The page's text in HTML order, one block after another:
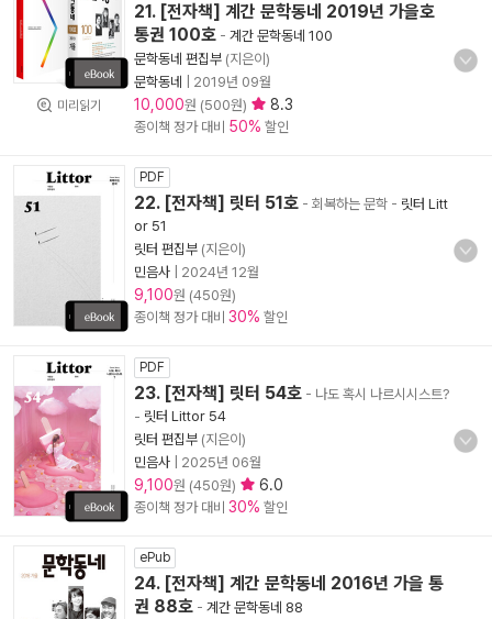
미리읽기
21. [전자책] 계간 문학동네 2019년 가을호
통권 100호 - 계간 문학동네 100
문학동네 편집부 (지은이)
문학동네
2019년 09월
10,000원 (500원) 8.3
종이책 정가 대비 50% 할인
PDF
22. [전자책] 릿터 51호 - 회복하는 문학 - 릿터 Litt
or 51
릿터 편집부 (지은이)
민음사
2024년 12월
9,100원 (450원)
종이책 정가 대비 30% 할인
PDF
23. [전자책] 릿터 54호 - 나도 혹시 나르시시스트?
- 릿터 Littor 54
릿터 편집부 (지은이)
민음사
2025년 06월
9,100원 (450원) 6.0
종이책 정가 대비 30% 할인
ePub
24. [전자책] 계간 문학동네 2016년 가을 통
권 88호 - 계간 문학동네 88